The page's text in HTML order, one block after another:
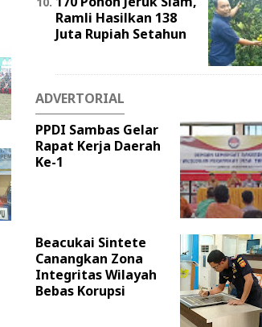
Ramli Hasilkan 138
Juta Rupiah Setahun
ADVERTORIAL
PPDI Sambas Gelar
Rapat Kerja Daerah
Ke-1
Beacukai Sintete
Canangkan Zona
Integritas Wilayah
Bebas Korupsi